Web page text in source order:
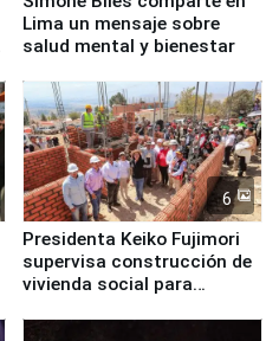
Lima un mensaje sobre
salud mental y bienestar
6
Presidenta Keiko Fujimori
supervisa construcción de
vivienda social para